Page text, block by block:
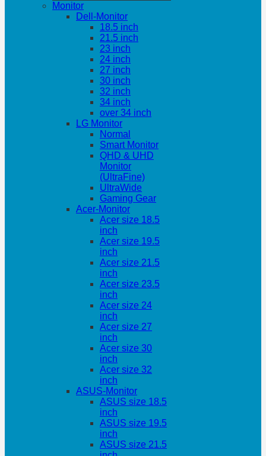
Monitor
Dell-Monitor
18.5 inch
21.5 inch
23 inch
24 inch
27 inch
30 inch
32 inch
34 inch
over 34 inch
LG Monitor
Normal
Smart Monitor
QHD & UHD
Monitor
(UltraFine)
UltraWide
Gaming Gear
Acer-Monitor
Acer size 18.5
inch
Acer size 19.5
inch
Acer size 21.5
inch
Acer size 23.5
inch
Acer size 24
inch
Acer size 27
inch
Acer size 30
inch
Acer size 32
inch
ASUS-Monitor
ASUS size 18.5
inch
ASUS size 19.5
inch
ASUS size 21.5